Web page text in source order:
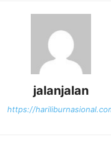
jalanjalan
https://